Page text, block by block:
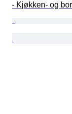
- Kjøkken- og